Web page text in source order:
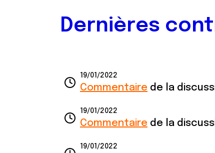
Dernières
19/01/2022
Commentaire de la
19/01/2022
Commentaire de la
19/01/2022